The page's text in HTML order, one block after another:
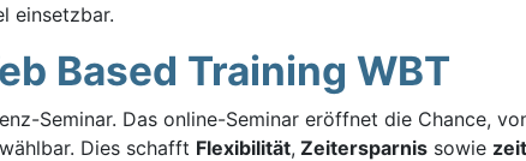
einsetzbar.
Based Training WBT
Seminar. Das online-Seminar eröffnet die Chance,
Dies schafft Flexibilität, Zeitersparnis sowie